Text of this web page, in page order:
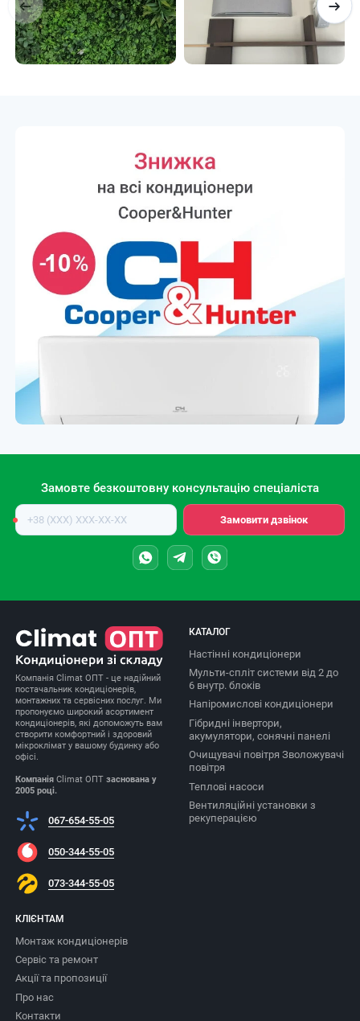
Замовте безкоштовну консультацію спеціаліста
Номер
телефону
Замовити дзвінок
Компанія Climat ОПТ - це надійний
постачальник кондиціонерів,
монтажних та сервісних послуг. Ми
пропонуємо широкий асортимент
кондиціонерів, які допоможуть вам
створити комфортний і здоровий
мікроклімат у вашому будинку або
офісі.
Компанія Climat ОПТзаснована у
2005 році.
067-654-55-05
050-344-55-05
073-344-55-05
КАТАЛОГ
Настінні кондиціонери
Мульти-спліт системи від 2 до
6 внутр. блоків
Напіромислові кондиціонери
Гібридні інвертори,
акумулятори, сонячні панелі
Очищувачі повітря Зволожувачі
повітря
Теплові насоси
Вентиляційні установки з
рекуперацією
КЛІЄНТАМ
Монтаж кондиціонерів
Сервіс та ремонт
Акції та пропозиції
Про нас
Контакти